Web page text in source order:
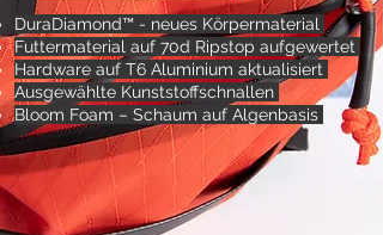
DuraDiamond™ - neues Körpermaterial
Futtermaterial auf 70d Ripstop aufgewertet
Hardware auf T6 Aluminium aktualisiert
Ausgewählte Kunststoffschnallen
Bloom Foam – Schaum auf Algenbasis